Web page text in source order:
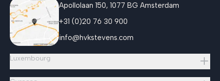
Apollolaan 150, 1077 BG Amsterdam
+31 (0)20 76 30 900
info@hvkstevens.com
Luxembourg